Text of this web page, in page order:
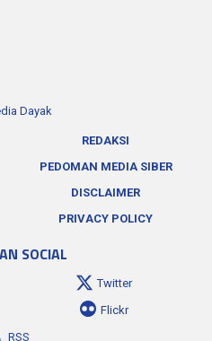
REDAKSI
PEDOMAN MEDIA SIBER
DISCLAIMER
PRIVACY POLICY
SOCIAL
Twitter
Flickr
RSS